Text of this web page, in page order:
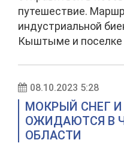
путешествие.
индустриальной
Кыштыме и
08.10.2023 5:28
МОКРЫЙ СНЕГ
ОЖИДАЮТСЯ В
ОБЛАСТИ